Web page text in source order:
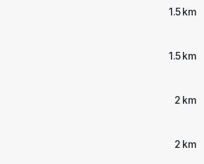
1.5 km
1.5 km
2 km
2 km